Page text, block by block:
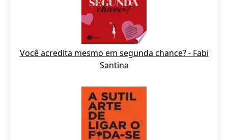
Você acredita mesmo em segunda chance? - Fabi
Santina